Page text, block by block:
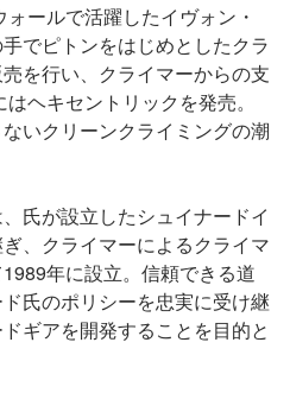
ールで活躍したイヴォン・
でピトンをはじめとしたクラ
を行い、クライマーからの支
ヘキセントリックを発売。
いクリーンクライミングの潮
氏が設立したシュイナードイ
、クライマーによるクライマ
年に設立。信頼できる道
氏のポリシーを忠実に受け継
ギアを開発することを目的と